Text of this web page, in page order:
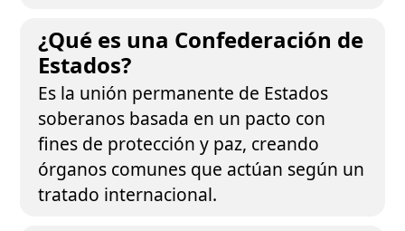
¿Qué es una Confederación de
Estados?
Es la unión permanente de Estados
soberanos basada en un pacto con
fines de protección y paz, creando
órganos comunes que actúan según un
tratado internacional.